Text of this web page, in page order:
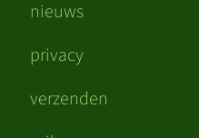
nieuws
privacy
verzenden